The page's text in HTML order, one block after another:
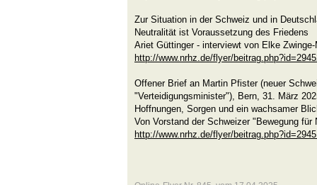
Zur Situation in der Schweiz und in
Neutralität ist Voraussetzung des Friedens
Ariet Güttinger - interviewt von Elke
http://www.nrhz.de/flyer/
Offener Brief an Martin Pfister (neuer
"Verteidigungsminister"), Bern, 31. März
Hoffnungen, Sorgen und ein wachsamer
Von Vorstand der Schweizer "Bewegung für
http://www.nrhz.de/flyer/